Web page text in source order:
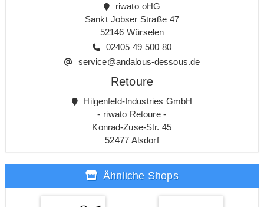
riwato oHG
Sankt Jobser Straße 47
52146 Würselen
02405 49 500 80
service@andalous-dessous.de
Retoure
Hilgenfeld-Industries GmbH
- riwato Retoure -
Konrad-Zuse-Str. 45
52477 Alsdorf
Ähnliche Shops